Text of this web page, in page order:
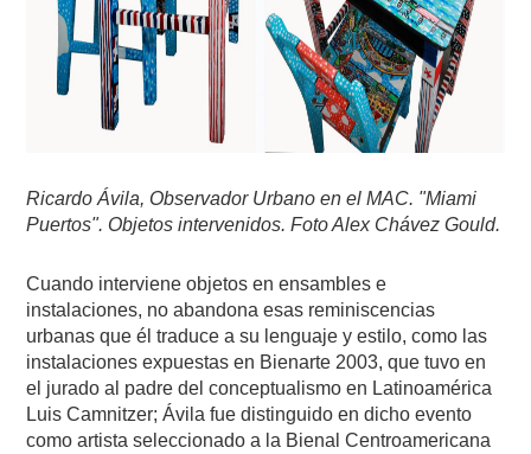
Ricardo Ávila, Observador Urbano en el MAC. "Miami
Puertos". Objetos intervenidos. Foto Alex Chávez Gould.
Cuando interviene objetos en ensambles e
instalaciones, no abandona esas reminiscencias
urbanas que él traduce a su lenguaje y estilo, como las
instalaciones expuestas en Bienarte 2003, que tuvo en
el jurado al padre del conceptualismo en Latinoamérica
Luis Camnitzer; Ávila fue distinguido en dicho evento
como artista seleccionado a la Bienal Centroamericana